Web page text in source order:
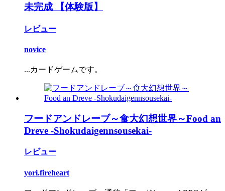
未完成 【体験版】
レビュー
novice
...カードゲームです。
フードアンドレーブ～食大幻想世界～Food an
Dreve -Shokudaigennsousekai-
レビュー
yori.fireheart